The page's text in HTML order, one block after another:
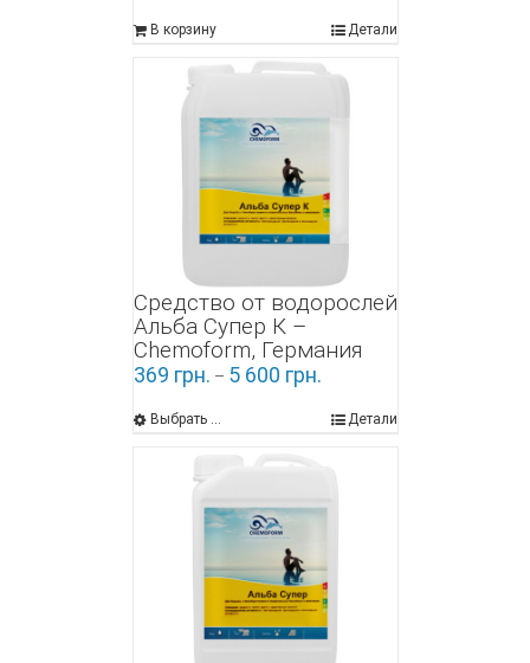
В корзину Детали
Средство от водорослей
Альба Супер К –
Chemoform, Германия
369 грн. – 5 600 грн.
Выбрать ... Детали